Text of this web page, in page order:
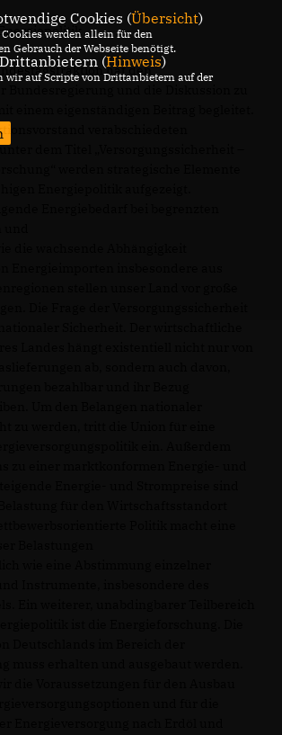
hat den
Bundesregierung und die Diskussion zu
verabschiedeten
dem Titel „Versorgungssicherheit –
Cookies (Übersicht)
werden allein für den
Gebrauch der Webseite benötigt.
(Hinweis)
wir auf Scripte von Drittanbietern auf der